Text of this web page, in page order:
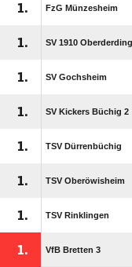
1. FzG Münzesheim
1. SV 1910
1. SV Gochsheim
1. SV Kickers Büchig 2
1. TSV Dürrenbüchig
1. TSV Oberöwisheim
1. TSV Rinklingen
1. VfB Bretten 3